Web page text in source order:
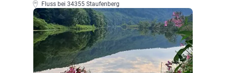
Fluss bei 34355 Staufenberg